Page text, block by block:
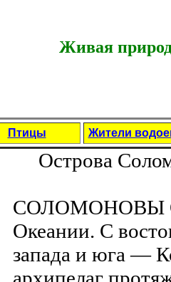
Живая
Птицы Жители
Острова
СОЛОМОНОВЫ
Океании. С
запада и юга —